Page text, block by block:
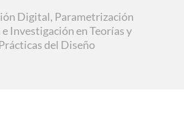
Digital, Parametrización
Investigación en Teorías y
Prácticas del Diseño